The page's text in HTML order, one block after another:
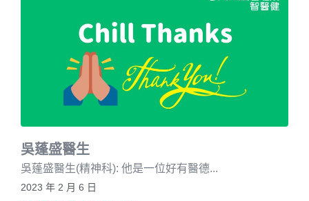
吳蓬盛醫生
吳蓬盛醫生(精神科): 他是一位好有醫德...
2023 年 2 月 6 日